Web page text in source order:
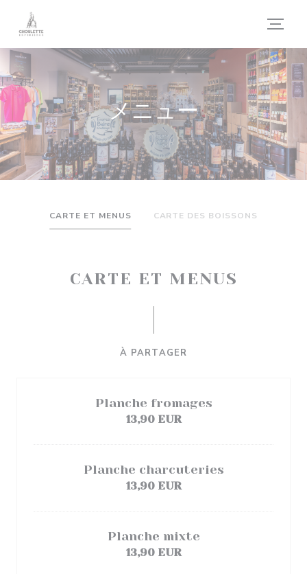
クッキー利用の管理について
メニュー
CARTE ET MENUS CARTE DES BOISSONS
CARTE ET MENUS
À PARTAGER
Planche fromages
13,90 EUR
Planche charcuteries
13,90 EUR
Planche mixte
13,90 EUR